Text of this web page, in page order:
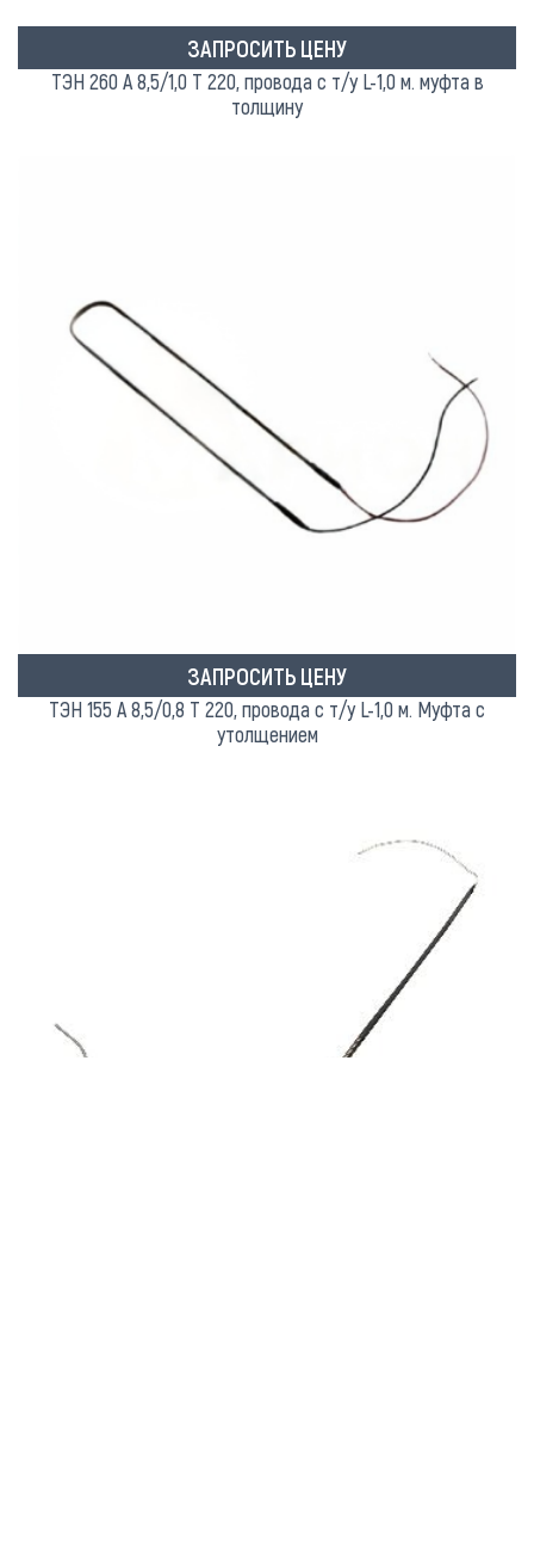
ЗАПРОСИТЬ ЦЕНУ
ТЭН 260 А 8,5/1,0 Т 220, провода с т/у L-1,0 м. муфта в
толщину
ЗАПРОСИТЬ ЦЕНУ
ТЭН 155 А 8,5/0,8 Т 220, провода с т/у L-1,0 м. Муфта с
утолщением